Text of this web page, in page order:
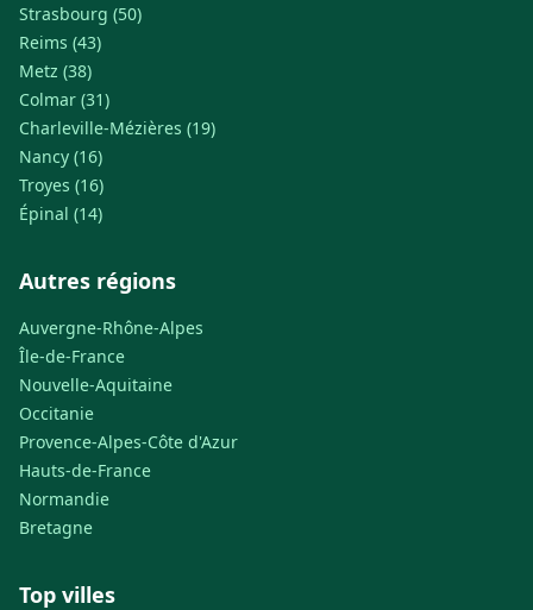
Strasbourg (50)
Reims (43)
Metz (38)
Colmar (31)
Charleville-Mézières (19)
Nancy (16)
Troyes (16)
Épinal (14)
Autres régions
Auvergne-Rhône-Alpes
Île-de-France
Nouvelle-Aquitaine
Occitanie
Provence-Alpes-Côte d'Azur
Hauts-de-France
Normandie
Bretagne
Top villes